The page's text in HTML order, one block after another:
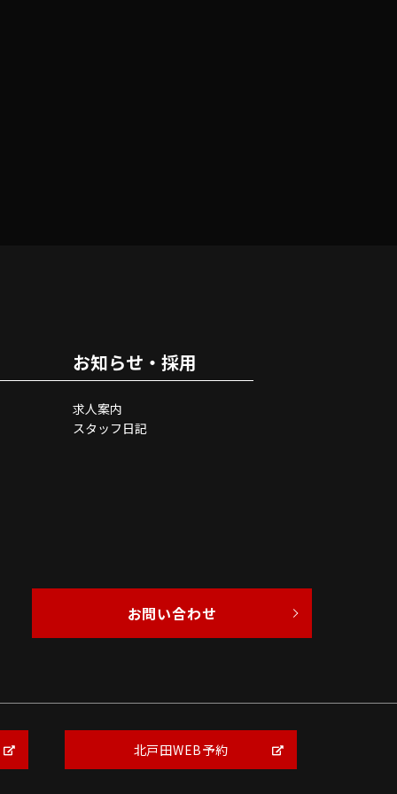
北戸田WEB予約
お知らせ・採用
求人案内
スタッフ日記
お問い合わせ